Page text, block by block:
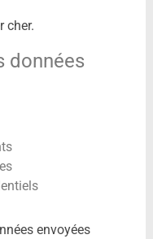
cher.
données
envoyées